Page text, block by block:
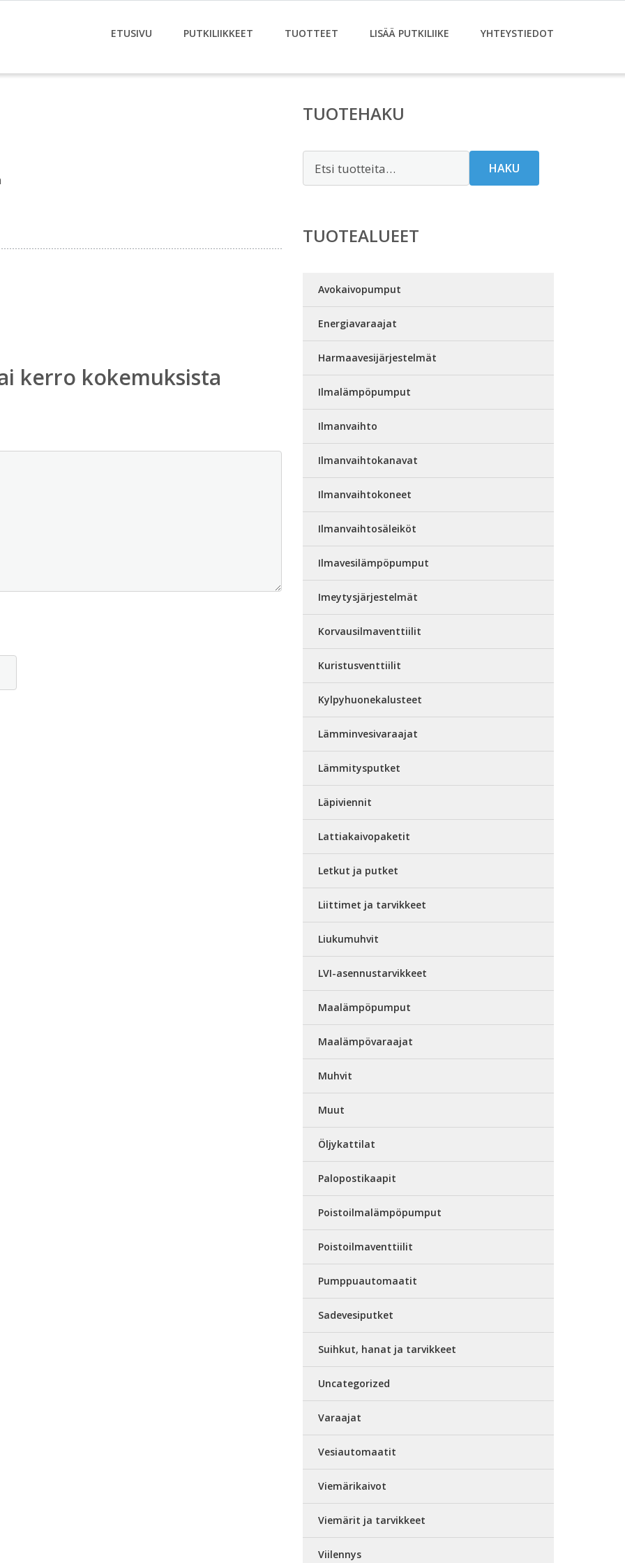
ETUSIVU PUTKILIIKKEET TUOTTEET LISÄÄ PUTKILIIKE YHTEYSTIEDOT
kerro kokemuksista
TUOTEHAKU
HAKU
TUOTEALUEET
Avokaivopumput
Energiavaraajat
Harmaavesijärjestelmät
Ilmalämpöpumput
Ilmanvaihto
Ilmanvaihtokanavat
Ilmanvaihtokoneet
Ilmanvaihtosäleiköt
Ilmavesilämpöpumput
Imeytysjärjestelmät
Korvausilmaventtiilit
Kuristusventtiilit
Kylpyhuonekalusteet
Lämminvesivaraajat
Lämmitysputket
Läpiviennit
Lattiakaivopaketit
Letkut ja putket
Liittimet ja tarvikkeet
Liukumuhvit
LVI-asennustarvikkeet
Maalämpöpumput
Maalämpövaraajat
Muhvit
Muut
Öljykattilat
Palopostikaapit
Poistoilmalämpöpumput
Poistoilmaventtiilit
Pumppuautomaatit
Sadevesiputket
Suihkut, hanat ja tarvikkeet
Uncategorized
Varaajat
Vesiautomaatit
Viemärikaivot
Viemärit ja tarvikkeet
Viilennys